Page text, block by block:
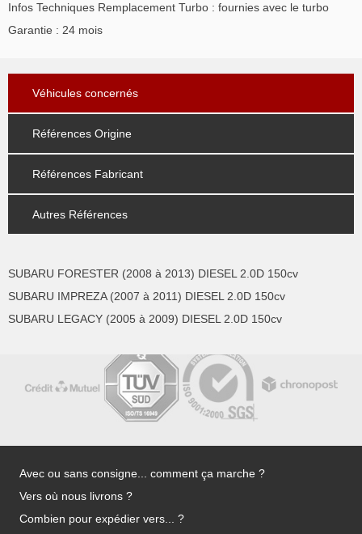
Infos Techniques Remplacement Turbo : fournies avec le turbo
Garantie : 24 mois
Véhicules concernés
Références Origine
Références Fabricant
Autres Références
SUBARU FORESTER (2008 à 2013) DIESEL 2.0D 150cv
SUBARU IMPREZA (2007 à 2011) DIESEL 2.0D 150cv
SUBARU LEGACY (2005 à 2009) DIESEL 2.0D 150cv
Avec ou sans consigne... comment ça marche ?
Vers où nous livrons ?
Combien pour expédier vers... ?